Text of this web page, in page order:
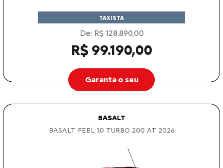
TAXISTA
De: R$ 128.890,00
R$ 99.190,00
Garanta o seu
BASALT
BASALT FEEL 1.0 TURBO 200 AT 2026